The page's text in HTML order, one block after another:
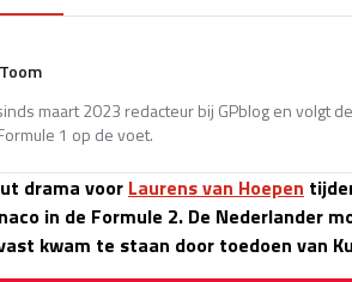
maart 2023 redacteur bij GPblog en volgt
1 op de voet.
drama voor Laurens van Hoepen
in de Formule 2. De Nederlander
kwam te staan door toedoen van